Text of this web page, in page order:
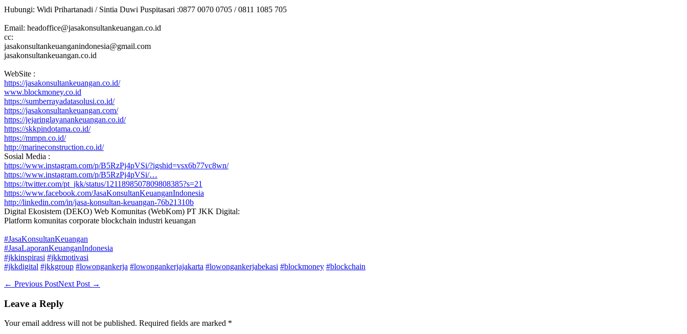
Hubungi: Widi Prihartanadi / Sintia Duwi Puspitasari :0877 0070 0705 / 0811 1085 705
Email: headoffice@jasakonsultankeuangan.co.id
cc:
jasakonsultankeuanganindonesia@gmail.com
jasakonsultankeuangan.co.id
WebSite :
https://jasakonsultankeuangan.co.id/
www.blockmoney.co.id
https://sumberrayadatasolusi.co.id/
https://jasakonsultankeuangan.com/
https://jejaringlayanankeuangan.co.id/
https://skkpindotama.co.id/
https://mmpn.co.id/
http://marineconstruction.co.id/
Sosial Media :
https://www.instagram.com/p/B5RzPj4pVSi/?igshid=vsx6b77vc8wn/
https://www.instagram.com/p/B5RzPj4pVSi/…
https://twitter.com/pt_jkk/status/1211898507809808385?s=21
https://www.facebook.com/JasaKonsultanKeuanganIndonesia
http://linkedin.com/in/jasa-konsultan-keuangan-76b21310b
Digital Ekosistem (DEKO) Web Komunitas (WebKom) PT JKK Digital:
Platform komunitas corporate blockchain industri keuangan
#JasaKonsultanKeuangan
#JasaLaporanKeuanganIndonesia
#jkkinspirasi #jkkmotivasi
#jkkdigital #jkkgroup #lowongankerja #lowongankerjajakarta #lowongankerjabekasi #blockmoney #blockchain
Post
← Previous PostNext Post →
Leave a Reply
Your email address will not be published. Required fields are marked *